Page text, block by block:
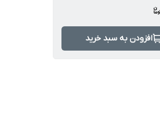
افزودن به سبد خرید